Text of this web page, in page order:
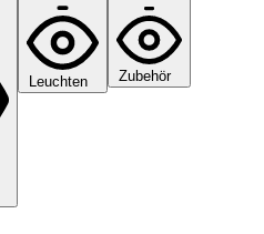
Leuchten Zubehör